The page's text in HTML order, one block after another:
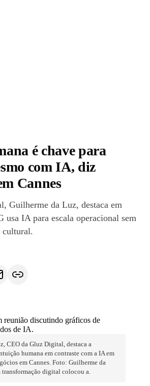
é chave para
com IA, diz
Cannes
Guilherme da Luz, destaca em
usa IA para escala operacional sem
cultural.
CEO da Gluz Digital, destaca a
humana em contraste com a IA em
em Cannes. Foto: Guilherme da
transformação digital colocou a.